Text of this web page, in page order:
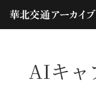
AIキャ